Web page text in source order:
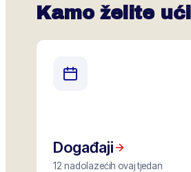
Kamo želite ući
Događaji
12 nadolazećih ovaj tjedan